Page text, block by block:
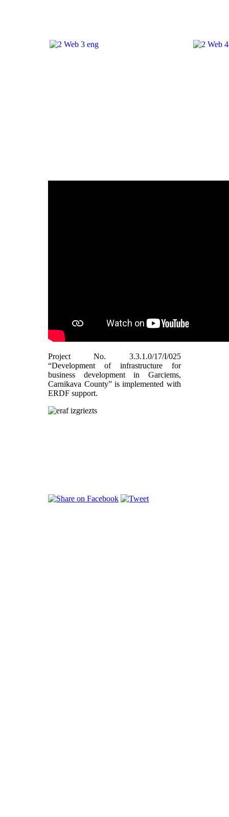
Project No. 3.3.1.0/17/I/025
“Development of infrastructure for
business development in Garciems,
Carnikava County” is implemented with
ERDF support.